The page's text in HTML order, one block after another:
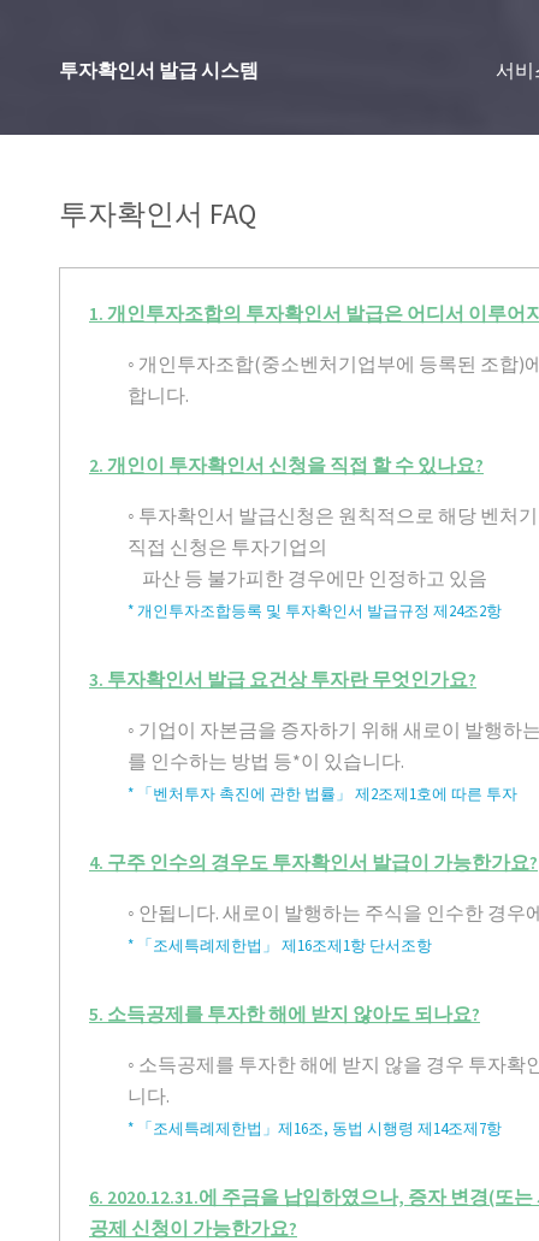
투자확인서 발급 시스템 서비
투자확인서 FAQ
1. 개인투자조합의 투자확인서 발급은 어디서 이루어
◦ 개인투자조합(중소벤처기업부에 등록된 조합
합니다.
2. 개인이 투자확인서 신청을 직접 할 수 있나요?
◦ 투자확인서 발급신청은 원칙적으로 해당 벤처
직접 신청은 투자기업의
파산 등 불가피한 경우에만 인정하고 있음
* 개인투자조합등록 및 투자확인서 발급규정 제24조2항
3. 투자확인서 발급 요건상 투자란 무엇인가요?
◦ 기업이 자본금을 증자하기 위해 새로이 발행하
를 인수하는 방법 등*이 있습니다.
* 「벤처투자 촉진에 관한 법률」 제2조제1호에 따른 투자
4. 구주 인수의 경우도 투자확인서 발급이 가능한가요?
◦ 안됩니다. 새로이 발행하는 주식을 인수한 경우
* 「조세특례제한법」 제16조제1항 단서조항
5. 소득공제를 투자한 해에 받지 않아도 되나요?
◦ 소득공제를 투자한 해에 받지 않을 경우 투자
니다.
* 「조세특례제한법」제16조, 동법 시행령 제14조제7항
6. 2020.12.31.에 주금을 납입하였으나, 증자 변경(또
공제 신청이 가능한가요?